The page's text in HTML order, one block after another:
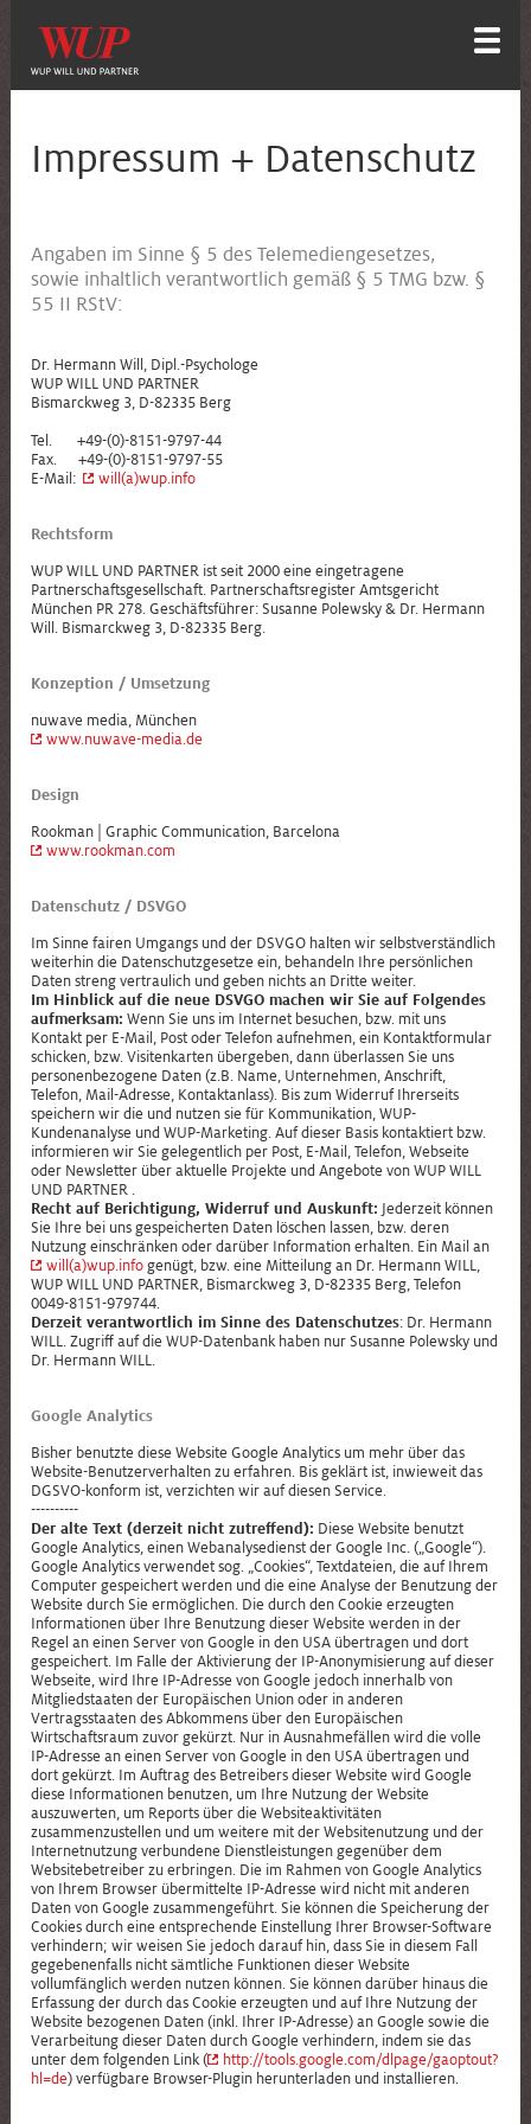
Impressum + Datenschutz
Angaben im Sinne § 5 des Telemediengesetzes,
sowie inhaltlich verantwortlich gemäß § 5 TMG bzw. §
55 II RStV:
Dr. Hermann Will, Dipl.-Psychologe
WUP WILL UND PARTNER
Bismarckweg 3, D-82335 Berg
Tel. +49-(0)-8151-9797-44
Fax. +49-(0)-8151-9797-55
E-Mail:
will(a)wup.info
Rechtsform
WUP WILL UND PARTNER ist seit 2000 eine eingetragene
Partnerschaftsgesellschaft. Partnerschaftsregister Amtsgericht
München PR 278. Geschäftsführer: Susanne Polewsky & Dr. Hermann
Will. Bismarckweg 3, D-82335 Berg.
Konzeption / Umsetzung
nuwave media, München
www.nuwave-media.de
Design
Rookman | Graphic Communication, Barcelona
www.rookman.com
Datenschutz / DSVGO
Im Sinne fairen Umgangs und der DSVGO halten wir selbstverständlich
weiterhin die Datenschutzgesetze ein, behandeln Ihre persönlichen
Daten streng vertraulich und geben nichts an Dritte weiter.
Im Hinblick auf die neue DSVGO machen wir Sie auf Folgendes
aufmerksam: Wenn Sie uns im Internet besuchen, bzw. mit uns
Kontakt per E-Mail, Post oder Telefon aufnehmen, ein Kontaktformular
schicken, bzw. Visitenkarten übergeben, dann überlassen Sie uns
personenbezogene Daten (z.B. Name, Unternehmen, Anschrift,
Telefon, Mail-Adresse, Kontaktanlass). Bis zum Widerruf Ihrerseits
speichern wir die und nutzen sie für Kommunikation, WUP-
Kundenanalyse und WUP-Marketing. Auf dieser Basis kontaktiert bzw.
informieren wir Sie gelegentlich per Post, E-Mail, Telefon, Webseite
oder Newsletter über aktuelle Projekte und Angebote von WUP WILL
UND PARTNER .
Recht auf Berichtigung, Widerruf undAuskunft: Jederzeit können
Sie Ihre bei uns gespeicherten Daten löschen lassen, bzw. deren
Nutzung einschränken oder darüber Information erhalten. Ein Mail an
will(a)wup.info genügt, bzw. eine Mitteilung an Dr. Hermann WILL,
WUP WILL UND PARTNER, Bismarckweg 3, D-82335 Berg, Telefon
0049-8151-979744.
Derzeit verantwortlich im Sinne des Datenschutzes: Dr. Hermann
WILL. Zugriff auf die WUP-Datenbank haben nur Susanne Polewsky und
Dr. Hermann WILL.
Google Analytics
Bisher benutzte diese Website Google Analytics um mehr über das
Website-Benutzerverhalten zu erfahren. Bis geklärt ist, inwieweit das
DGSVO-konform ist, verzichten wir auf diesen Service.
----------
Der alte Text (derzeit nicht zutreffend): Diese Website benutzt
Google Analytics, einen Webanalysedienst der Google Inc. („Google“).
Google Analytics verwendet sog. „Cookies“, Textdateien, die auf Ihrem
Computer gespeichert werden und die eine Analyse der Benutzung der
Website durch Sie ermöglichen. Die durch den Cookie erzeugten
Informationen über Ihre Benutzung dieser Website werden in der
Regel an einen Server von Google in den USA übertragen und dort
gespeichert. Im Falle der Aktivierung der IP-Anonymisierung auf dieser
Webseite, wird Ihre IP-Adresse von Google jedoch innerhalb von
Mitgliedstaaten der Europäischen Union oder in anderen
Vertragsstaaten des Abkommens über den Europäischen
Wirtschaftsraum zuvor gekürzt. Nur in Ausnahmefällen wird die volle
IP-Adresse an einen Server von Google in den USA übertragen und
dort gekürzt. Im Auftrag des Betreibers dieser Website wird Google
diese Informationen benutzen, um Ihre Nutzung der Website
auszuwerten, um Reports über die Websiteaktivitäten
zusammenzustellen und um weitere mit der Websitenutzung und der
Internetnutzung verbundene Dienstleistungen gegenüber dem
Websitebetreiber zu erbringen. Die im Rahmen von Google Analytics
von Ihrem Browser übermittelte IP-Adresse wird nicht mit anderen
Daten von Google zusammengeführt. Sie können die Speicherung der
Cookies durch eine entsprechende Einstellung Ihrer Browser-Software
verhindern; wir weisen Sie jedoch darauf hin, dass Sie in diesem Fall
gegebenenfalls nicht sämtliche Funktionen dieser Website
vollumfänglich werden nutzen können. Sie können darüber hinaus die
Erfassung der durch das Cookie erzeugten und auf Ihre Nutzung der
Website bezogenen Daten (inkl. Ihrer IP-Adresse) an Google sowie die
Verarbeitung dieser Daten durch Google verhindern, indem sie das
unter dem folgenden Link (
http://tools.google.com/dlpage/gaoptout?
hl=de) verfügbare Browser-Plugin herunterladen und installieren.